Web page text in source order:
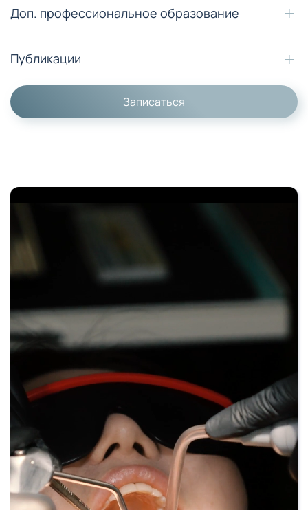
Доп. профессиональное образование
Публикации
Записаться